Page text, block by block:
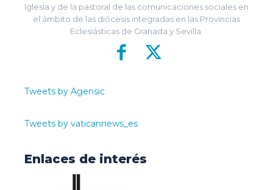
Iglesia y de la pastoral de las comunicaciones sociales en
el ámbito de las diócesis integradas en las Provincias
Eclesiásticas de Granada y Sevilla.
Tweets by Agensic
Tweets by vaticannews_es
Enlaces de interés